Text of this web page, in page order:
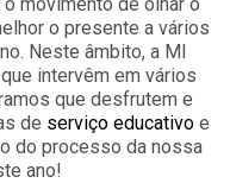
o presente a vários
Neste âmbito, a MI
intervêm em vários
que desfrutem e
de serviço educativo e
do processo da nossa
ano!